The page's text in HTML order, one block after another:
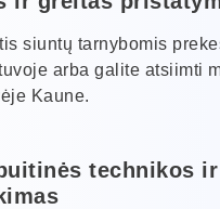
siuntų tarnybomis
arba galite atsiimti
Kaune.
technikos